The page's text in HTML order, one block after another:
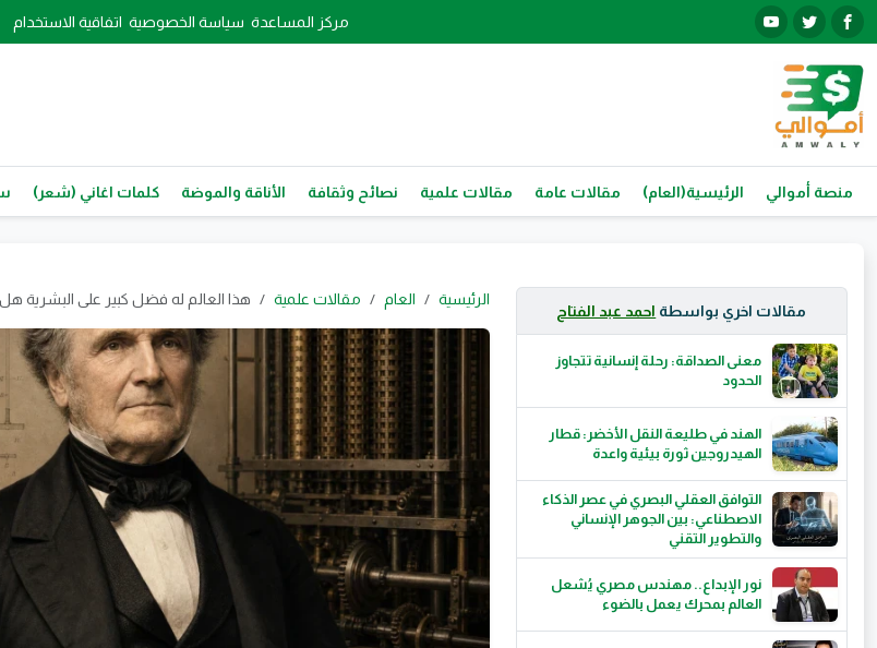
مركز المساعدة سياسة الخصوصية اتفاقية الاستخدام
منصة أموالي الرئيسية(العام) مقالات عامة مقالات علمية نصائح وثقافة الأناقة والموضة كلمات اغاني (شعر)
مقالات اخري بواسطة احمد عبد الفتاح
معنى الصداقة: رحلة إنسانية تتجاوز
الحدود
الهند في طليعة النقل الأخضر: قطار
الهيدروجين ثورة بيئية واعدة
التوافق العقلي البصري في عصر الذكاء
الاصطناعي: بين الجوهر الإنساني
والتطوير التقني
نور الإبداع.. مهندس مصري يُشعل
العالم بمحرك يعمل بالضوء
الرئيسية العام مقالات علمية هذا العالم له فضل كبير على البشرية